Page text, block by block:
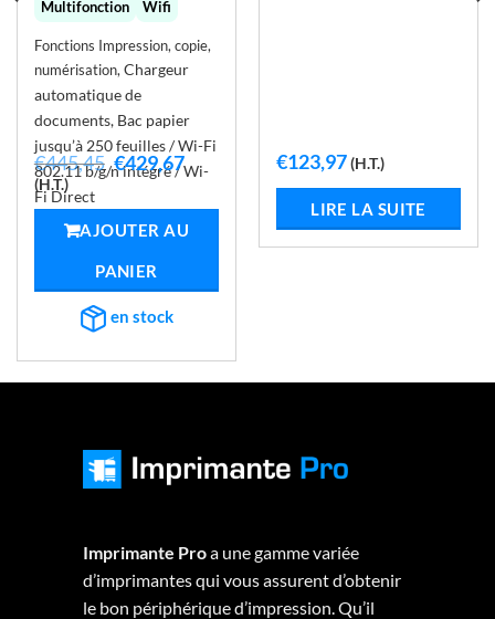
Multifonction
Wifi
Fonctions Impression, copie,
numérisation, Chargeur
automatique de
documents, Bac papier
jusqu’à 250 feuilles / Wi-Fi
802.11 b/g/n intégré / Wi-
Fi Direct
€445,45 Le
prix
était :
€445,45.
€429,67Le
prix
est :
€429,67.
(H.T.)
AJOUTER AU
PANIER
en stock
€123,97(H.T.)
LIRE LA SUITE
Imprimante Proa une gamme variée
d’imprimantes qui vous assurent d’obtenir
le bon périphérique d’impression. Qu’il